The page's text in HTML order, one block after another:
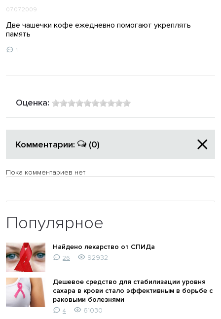
07.07.2009
Две чашечки кофе ежедневно помогают укреплять
память
1
Оценка:
Комментарии: (0)
Пока комментариев нет
Популярное
Найдено лекарство от СПИДа
26 92932
Дешевое средство для стабилизации уровня
сахара в крови стало эффективным в борьбе с
раковыми болезнями
4
61030